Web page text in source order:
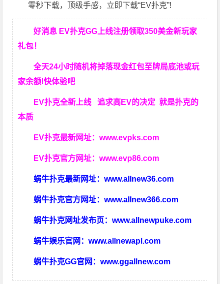
零秒下载，顶级手感，立即下载“EV扑克”!
好消息 EV扑克GG上线注册领取350美金新玩家
礼包！
全天24小时随机将掉落现金红包至牌局底池或玩
家余额!快体验吧
EV扑克全新上线 追求高EV的决定就是扑克的
本质
EV扑克最新网址：www.evpks.com
EV扑克官方网址：www.evp86.com
蜗牛扑克最新网址：www.allnew36.com
蜗牛扑克官方网址：www.allnew366.com
蜗牛扑克网址发布页：www.allnewpuke.com
蜗牛娱乐官网：www.allnewapl.com
蜗牛扑克GG官网：www.ggallnew.com